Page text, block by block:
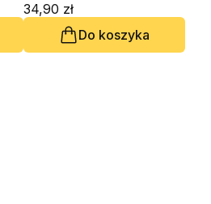
34,90 zł
Do koszyka